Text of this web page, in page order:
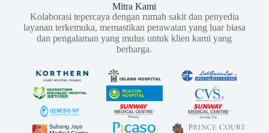
Mitra Kami
Kolaborasi tepercaya dengan rumah sakit dan penyedia
layanan terkemuka, memastikan perawatan yang luar biasa
dan pengalaman yang mulus untuk klien kami yang
berharga.